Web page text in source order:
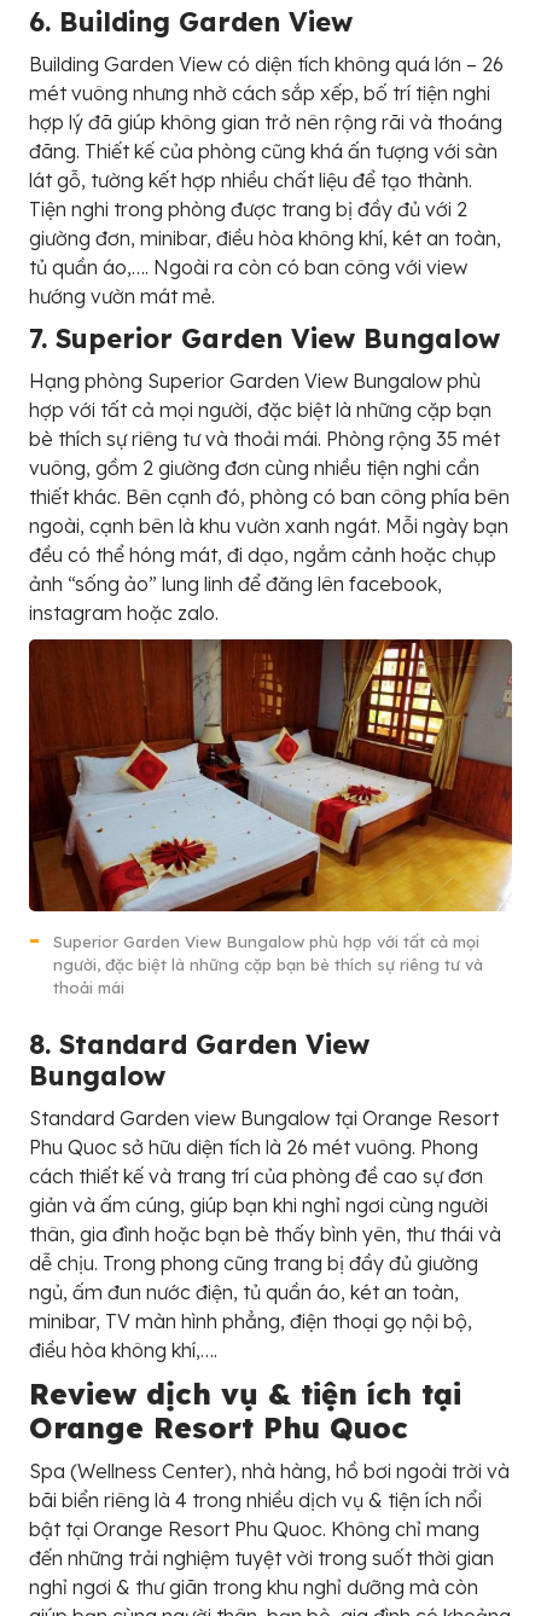
6. Building Garden View
Building Garden View có diện tích không quá lớn – 26
mét vuông nhưng nhờ cách sắp xếp, bố trí tiện nghi
hợp lý đã giúp không gian trở nên rộng rãi và thoáng
đãng. Thiết kế của phòng cũng khá ấn tượng với sàn
lát gỗ, tường kết hợp nhiều chất liệu để tạo thành.
Tiện nghi trong phòng được trang bị đầy đủ với 2
giường đơn, minibar, điều hòa không khí, két an toàn,
tủ quần áo,…. Ngoài ra còn có ban công với view
hướng vườn mát mẻ.
7. Superior Garden View Bungalow
Hạng phòng Superior Garden View Bungalow phù
hợp với tất cả mọi người, đặc biệt là những cặp bạn
bè thích sự riêng tư và thoải mái. Phòng rộng 35 mét
vuông, gồm 2 giường đơn cùng nhiều tiện nghi cần
thiết khác. Bên cạnh đó, phòng có ban công phía bên
ngoài, cạnh bên là khu vườn xanh ngát. Mỗi ngày bạn
đều có thể hóng mát, đi dạo, ngắm cảnh hoặc chụp
ảnh “sống ảo” lung linh để đăng lên facebook,
instagram hoặc zalo.
Superior Garden View Bungalow phù hợp với tất cả mọi
người, đặc biệt là những cặp bạn bè thích sự riêng tư và
thoải mái
8. Standard Garden View
Bungalow
Standard Garden view Bungalow tại Orange Resort
Phu Quoc sở hữu diện tích là 26 mét vuông. Phong
cách thiết kế và trang trí của phòng đề cao sự đơn
giản và ấm cúng, giúp bạn khi nghỉ ngơi cùng người
thân, gia đình hoặc bạn bè thấy bình yên, thư thái và
dễ chịu. Trong phong cũng trang bị đầy đủ giường
ngủ, ấm đun nước điện, tủ quần áo, két an toàn,
minibar, TV màn hình phẳng, điện thoại gọ nội bộ,
điều hòa không khí,….
Review dịch vụ & tiện ích tại
Orange Resort Phu Quoc
Spa (Wellness Center), nhà hàng, hồ bơi ngoài trời và
bãi biển riêng là 4 trong nhiều dịch vụ & tiện ích nổi
bật tại Orange Resort Phu Quoc. Không chỉ mang
đến những trải nghiệm tuyệt vời trong suốt thời gian
nghỉ ngơi & thư giãn trong khu nghỉ dưỡng mà còn